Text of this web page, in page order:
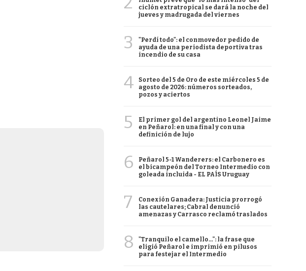
ciclón extratropical se dará la noche del
jueves y madrugada del viernes
3
"Perdí todo": el conmovedor pedido de
ayuda de una periodista deportiva tras
incendio de su casa
4
Sorteo del 5 de Oro de este miércoles 5 de
agosto de 2026: números sorteados,
pozos y aciertos
5
El primer gol del argentino Leonel Jaime
en Peñarol: en una final y con una
definición de lujo
6
Peñarol 5-1 Wanderers: el Carbonero es
el bicampeón del Torneo Intermedio con
goleada incluida - EL PAÍS Uruguay
7
Conexión Ganadera: Justicia prorrogó
las cautelares; Cabral denunció
amenazas y Carrasco reclamó traslados
8
"Tranquilo el camello...": la frase que
eligió Peñarol e imprimió en pilusos
para festejar el Intermedio